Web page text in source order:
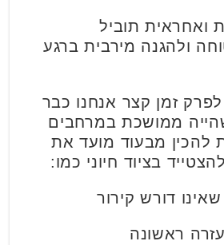
ואחראית תוביל
ולהגנה מירבית ברגע
לפרק זמן קצר אנחנו כבר
ממושכת במרחבים
להכין מבעוד מועד את
בציוד חיוני כמו:
דורש קירור
ראשונה